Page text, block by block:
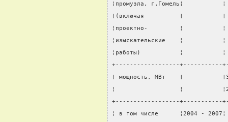
¦промузла, г.Гомель¦
¦(включая          ¦
¦проектно-         ¦
¦изыскательские    ¦
¦работы)           ¦
+------------------+-----------
¦ мощность, МВт    ¦
¦                  ¦
+------------------+-----------
¦ в том числе      ¦2004 -